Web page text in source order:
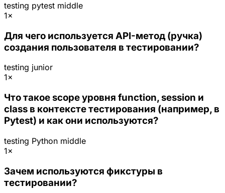
testing pytest middle
1×
Для чего используется API-метод (ручка)
создания пользователя в тестировании?
testing junior
1×
Что такое scope уровня function, session и
class в контексте тестирования (например, в
Pytest) и как они используются?
testing Python middle
1×
Зачем используются фикстуры в
тестировании?